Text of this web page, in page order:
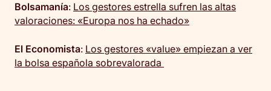
Bolsamanía: Los gestores estrella sufren las altas
valoraciones: «Europa nos ha echado»
El Economista: Los gestores «value» empiezan a ver
la bolsa española sobrevalorada